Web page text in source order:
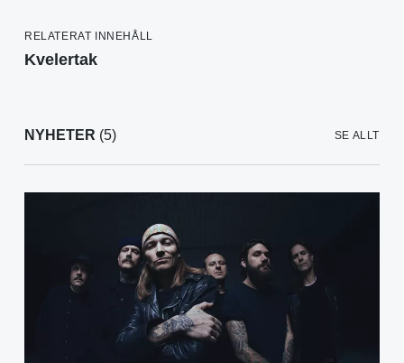
RELATERAT INNEHÅLL
Kvelertak
NYHETER (5) SE ALLT